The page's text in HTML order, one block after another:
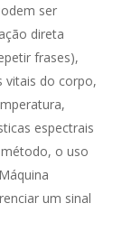
ser
direta
frases),
vitais do corpo,
espectrais
o uso
um sinal